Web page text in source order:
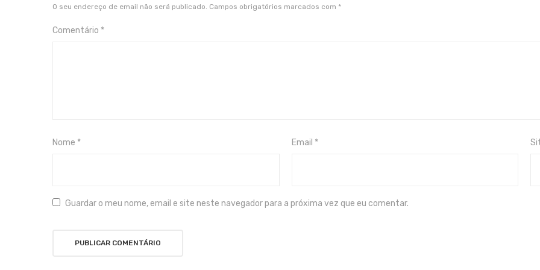
O seu endereço de email não será publicado. Campos obrigatórios marcados com *
Comentário *
Nome * Email *
Guardar o meu nome, email e site neste navegador para a próxima vez que eu comentar.